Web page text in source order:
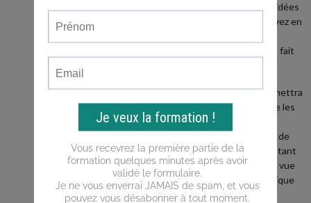
photos les idées
que vous avez en
Ce blog est fait
Il vous permettra
d'apprendre les
photo, puis de
progresser tant
du point de vue
de la technique
que de la